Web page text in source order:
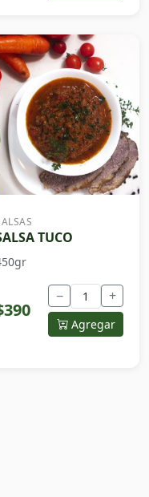
TUCO
− +
Agregar